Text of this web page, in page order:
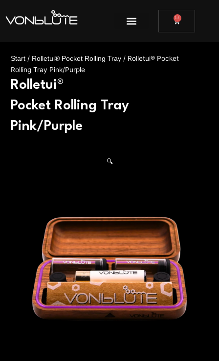
Inhalt
springen
0
Start / Rolletui® Pocket Rolling Tray / Rolletui® Pocket
Rolling Tray Pink/Purple
Rolletui®
Pocket Rolling Tray
Pink/Purple
🔍